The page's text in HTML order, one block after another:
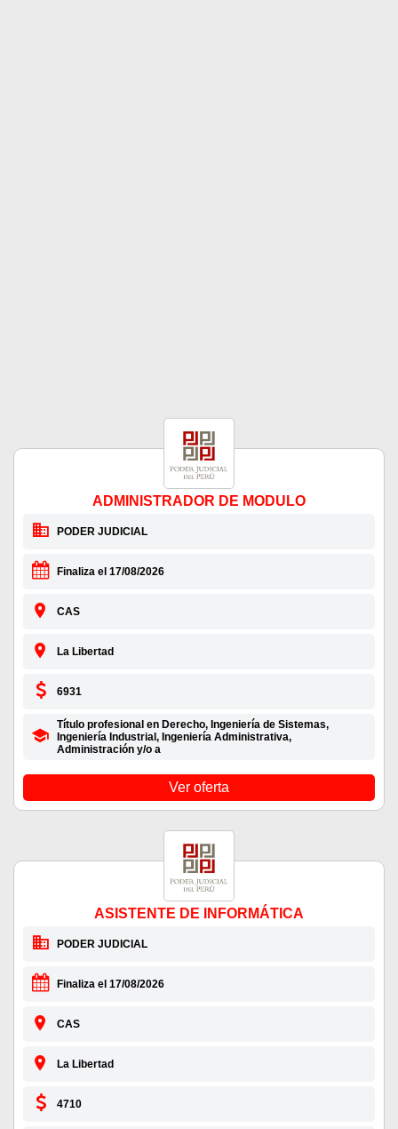
ADMINISTRADOR DE MODULO
PODER JUDICIAL
Finaliza el 17/08/2026
CAS
La Libertad
6931
Título profesional en Derecho, Ingeniería de Sistemas,
Ingeniería Industrial, Ingeniería Administrativa,
Administración y/o a
Ver oferta
ASISTENTE DE INFORMÁTICA
PODER JUDICIAL
Finaliza el 17/08/2026
CAS
La Libertad
4710